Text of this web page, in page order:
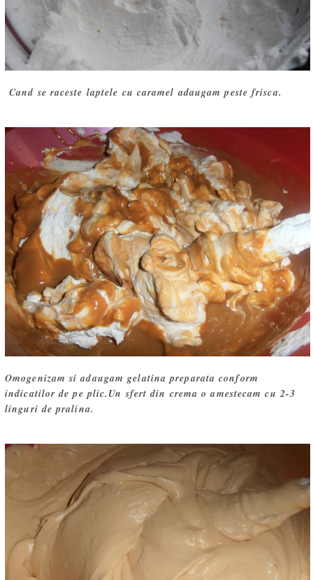
Cand se raceste laptele cu caramel adaugam peste frisca.
Omogenizam si adaugam gelatina preparata conform
indicatilor de pe plic.Un sfert din crema o amestecam cu 2-3
linguri de pralina.